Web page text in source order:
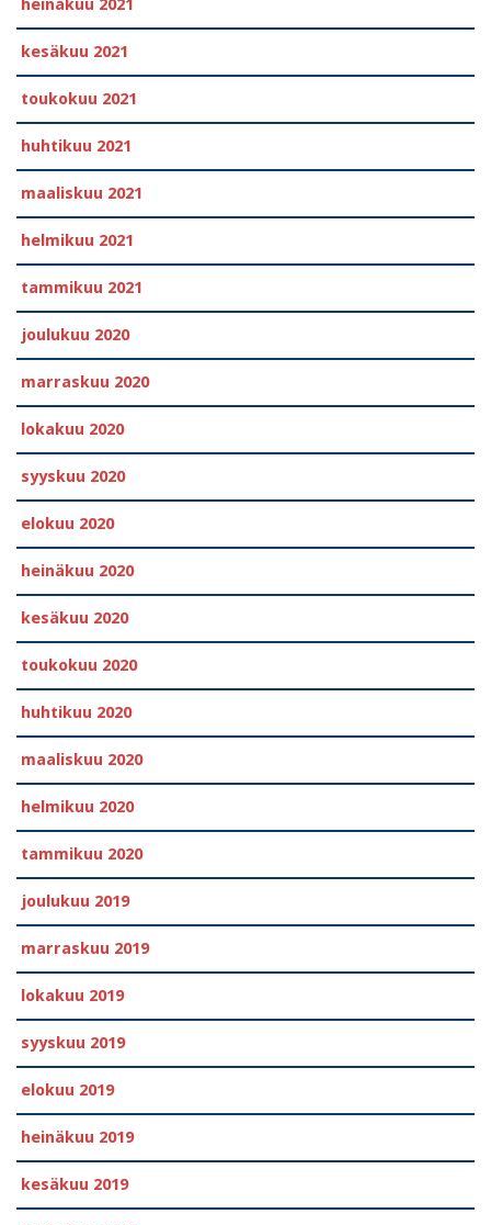
heinäkuu 2021
kesäkuu 2021
toukokuu 2021
huhtikuu 2021
maaliskuu 2021
helmikuu 2021
tammikuu 2021
joulukuu 2020
marraskuu 2020
lokakuu 2020
syyskuu 2020
elokuu 2020
heinäkuu 2020
kesäkuu 2020
toukokuu 2020
huhtikuu 2020
maaliskuu 2020
helmikuu 2020
tammikuu 2020
joulukuu 2019
marraskuu 2019
lokakuu 2019
syyskuu 2019
elokuu 2019
heinäkuu 2019
kesäkuu 2019